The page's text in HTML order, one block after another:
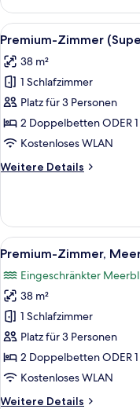
Zimmer
(Superior)
Alle
Fotos
für
Premium-
Zimmer
(Superior)
anzeigen
13
Premium-Zimmer
38 m²
1 Schlafzimmer
Platz für 3 Personen
2 Doppelbetten ODER
Kostenloses WLAN
Weitere Details
Weitere
Zimmer
(Superior)
Alle
Fotos
für
Premium-
Zimmer,
Meerseite
(Superior)
anzeigen
15
Premium-Zimmer,
Eingeschränkter
38 m²
1 Schlafzimmer
Platz für 3 Personen
2 Doppelbetten ODER
Kostenloses WLAN
Weitere Details
Weitere